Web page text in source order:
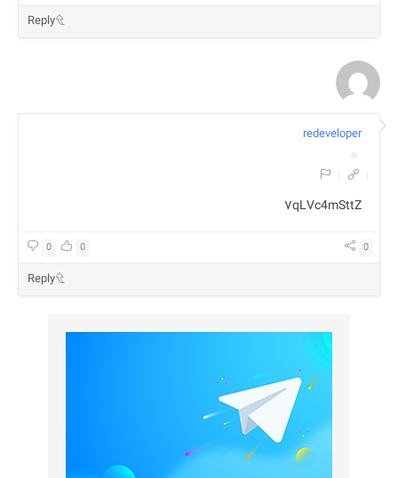
Reply
redeveloper
۷qLVc4mSttZ
0
0 0
Reply